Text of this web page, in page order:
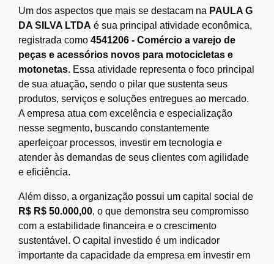
Um dos aspectos que mais se destacam na PAULA G
DA SILVA LTDA é sua principal atividade econômica,
registrada como 4541206 - Comércio a varejo de
peças e acessórios novos para motocicletas e
motonetas. Essa atividade representa o foco principal
de sua atuação, sendo o pilar que sustenta seus
produtos, serviços e soluções entregues ao mercado.
A empresa atua com excelência e especialização
nesse segmento, buscando constantemente
aperfeiçoar processos, investir em tecnologia e
atender às demandas de seus clientes com agilidade
e eficiência.
Além disso, a organização possui um capital social de
R$ R$ 50.000,00, o que demonstra seu compromisso
com a estabilidade financeira e o crescimento
sustentável. O capital investido é um indicador
importante da capacidade da empresa em investir em